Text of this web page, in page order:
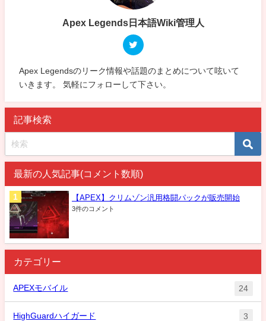
Apex Legends日本語Wiki管理人
Apex Legendsのリーク情報や話題のまとめについて呟いて
いきます。 気軽にフォローして下さい。
記事検索
最新の人気記事(コメント数順)
【APEX】クリムゾン汎用格闘パックが販売開始
3件のコメント
カテゴリー
APEXモバイル 24
HighGuardハイガード 3